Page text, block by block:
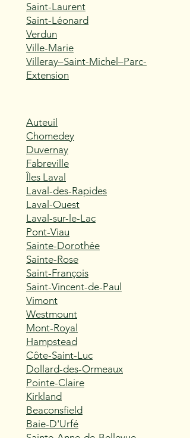
Saint-Laurent
Saint-Léonard
Verdun
Ville-Marie
Villeray–Saint-Michel–Parc-
Extension
Auteuil
Chomedey
Duvernay
Fabreville
Îles Laval
Laval-des-Rapides
Laval-Ouest
Laval-sur-le-Lac
Pont-Viau
Sainte-Dorothée
Sainte-Rose
Saint-François
Saint-Vincent-de-Paul
Vimont
Westmount
Mont-Royal
Hampstead
Côte-Saint-Luc
Dollard-des-Ormeaux
Pointe-Claire
Kirkland
Beaconsfield
Baie-D'Urfé